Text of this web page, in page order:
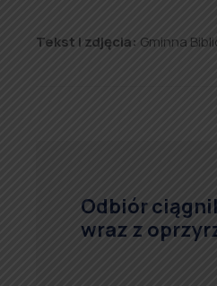
Tekst i zdjęcia: Gminna
Odbiór
wraz z